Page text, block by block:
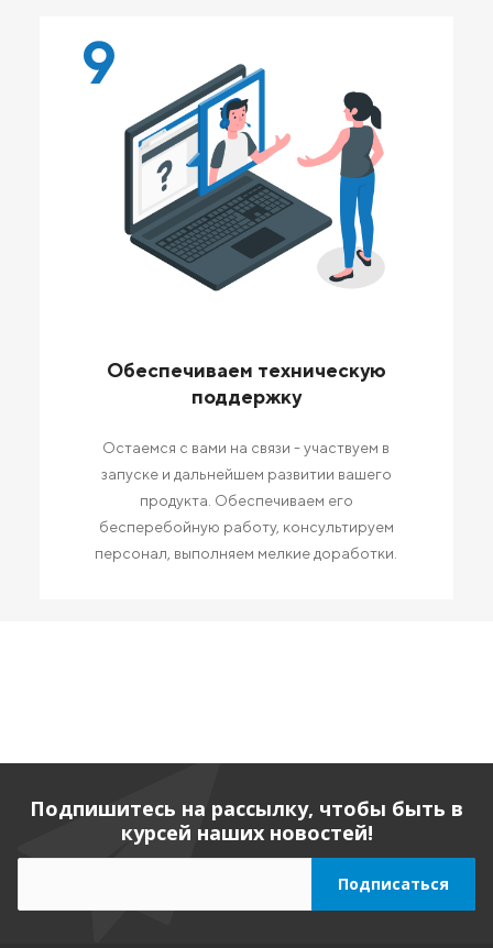
9
Обеспечиваем техническую
поддержку
Остаемся с вами на связи - участвуем в
запуске и дальнейшем развитии вашего
продукта. Обеспечиваем его
бесперебойную работу, консультируем
персонал, выполняем мелкие доработки.
Подпишитесь на рассылку, чтобы быть в
курсей наших новостей!